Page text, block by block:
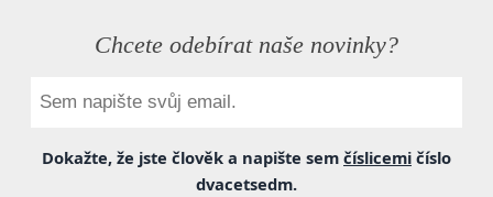
Chcete odebírat naše novinky?
Dokažte, že jste člověk a napište sem číslicemi číslo
dvacetsedm.